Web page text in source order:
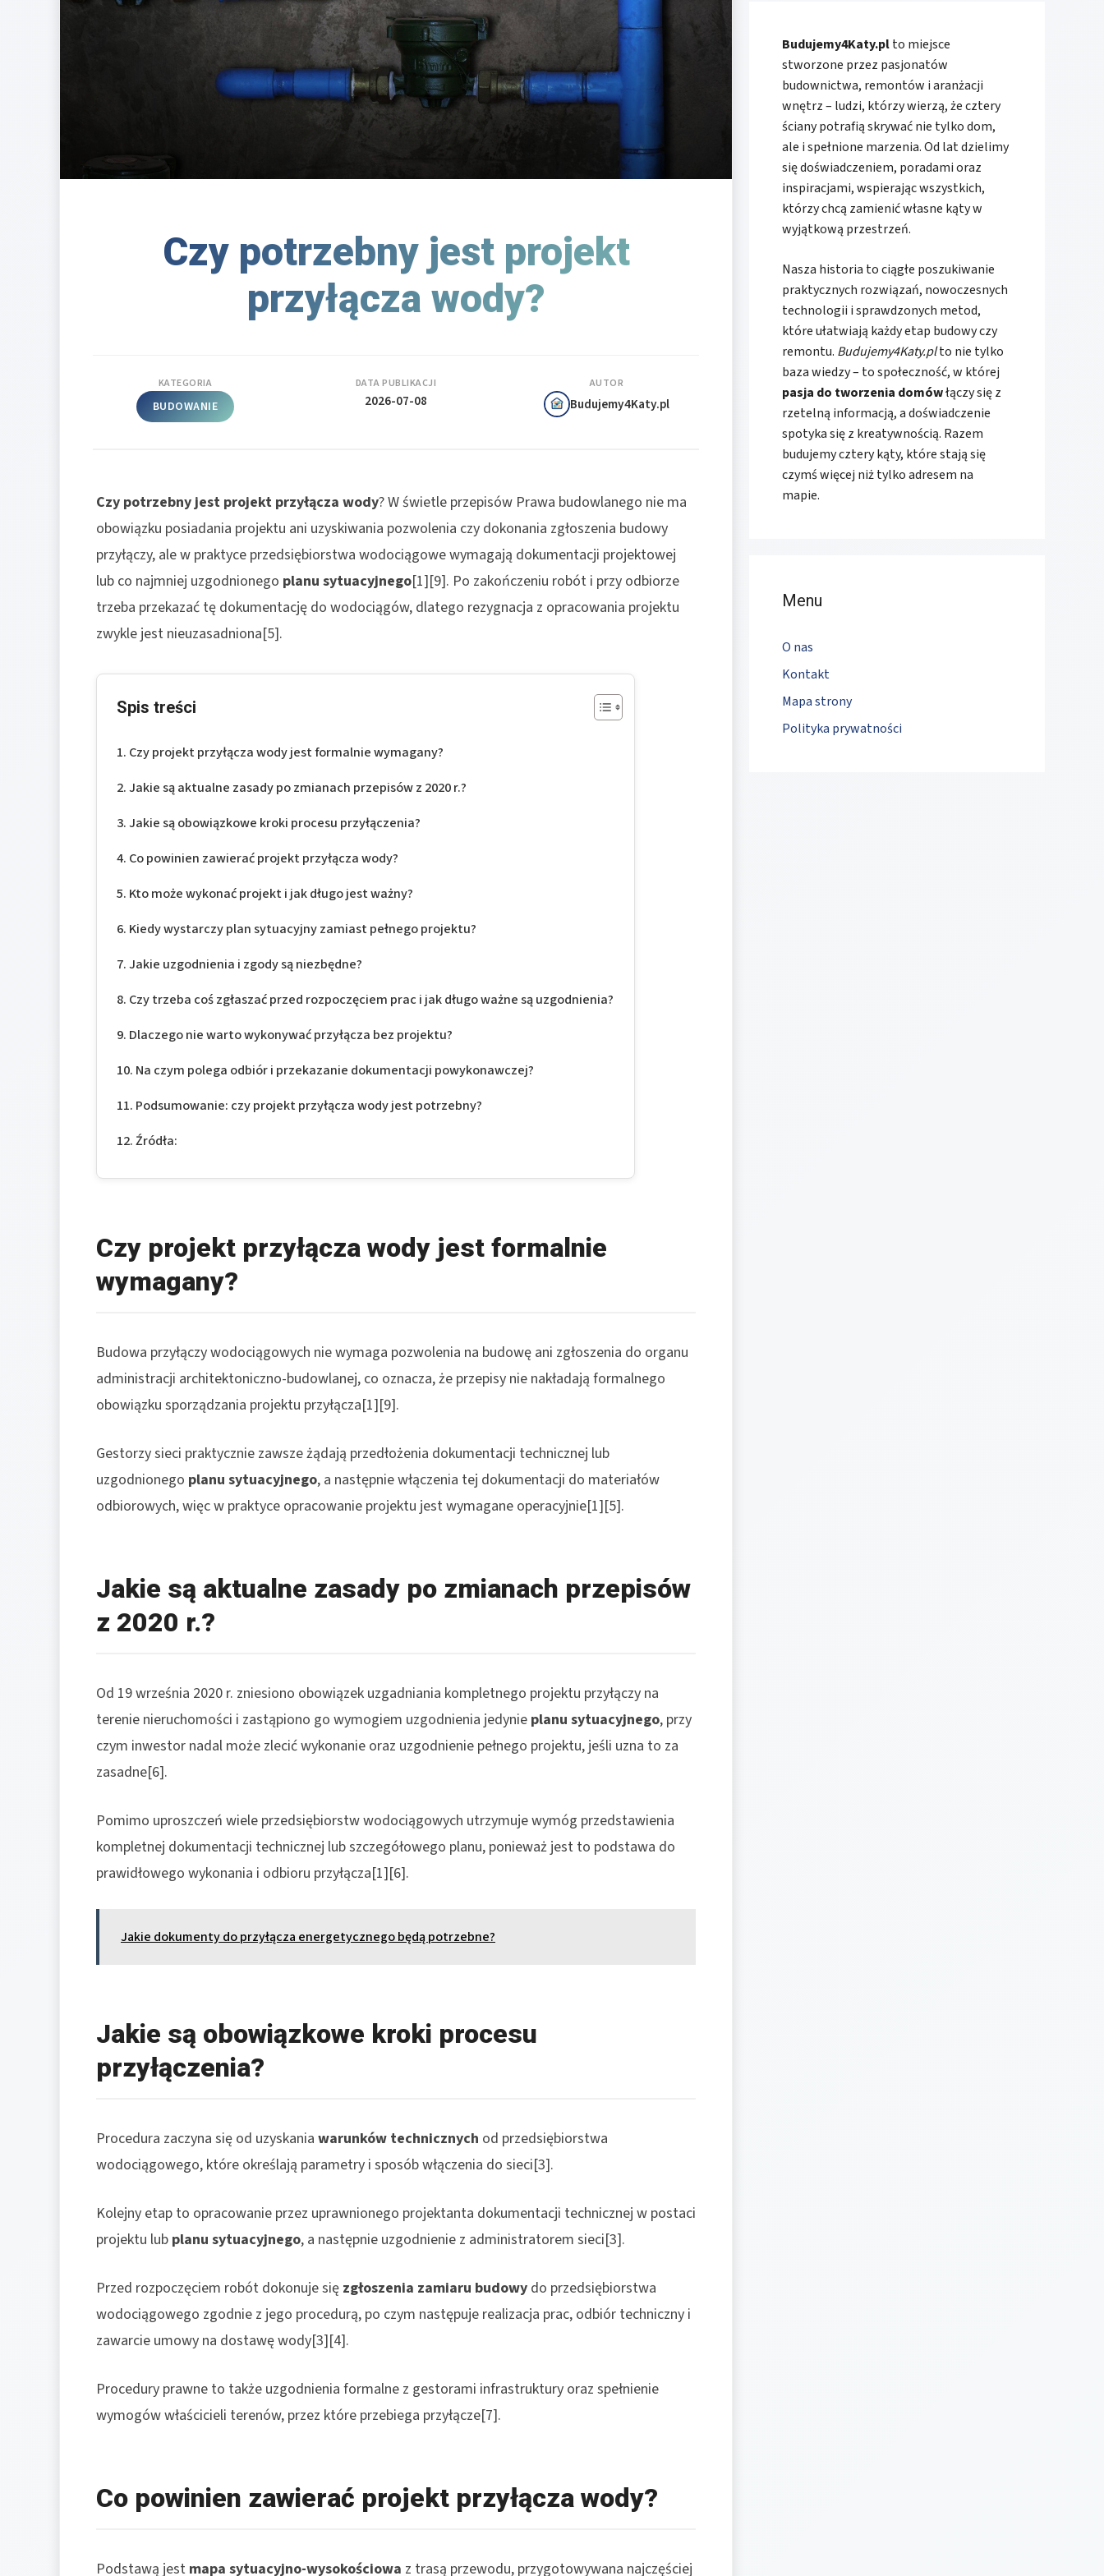
Czy potrzebny jest projekt
przyłącza wody?
KATEGORIA
BUDOWANIE
DATA PUBLIKACJI
2026-07-08
AUTOR
Budujemy4Katy.pl
Czy potrzebny jest projekt przyłącza wody? W świetle przepisów Prawa budowlanego nie ma
obowiązku posiadania projektu ani uzyskiwania pozwolenia czy dokonania zgłoszenia budowy
przyłączy, ale w praktyce przedsiębiorstwa wodociągowe wymagają dokumentacji projektowej
lub co najmniej uzgodnionego planu sytuacyjnego[1][9]. Po zakończeniu robót i przy odbiorze
trzeba przekazać tę dokumentację do wodociągów, dlatego rezygnacja z opracowania projektu
zwykle jest nieuzasadniona[5].
Spis treści
Czy projekt przyłącza wody jest formalnie wymagany?
Jakie są aktualne zasady po zmianach przepisów z 2020 r.?
Jakie są obowiązkowe kroki procesu przyłączenia?
Co powinien zawierać projekt przyłącza wody?
Kto może wykonać projekt i jak długo jest ważny?
Kiedy wystarczy plan sytuacyjny zamiast pełnego projektu?
Jakie uzgodnienia i zgody są niezbędne?
Czy trzeba coś zgłaszać przed rozpoczęciem prac i jak długo ważne są uzgodnienia?
Dlaczego nie warto wykonywać przyłącza bez projektu?
Na czym polega odbiór i przekazanie dokumentacji powykonawczej?
Podsumowanie: czy projekt przyłącza wody jest potrzebny?
Źródła:
Czy projekt przyłącza wody jest formalnie
wymagany?
Budowa przyłączy wodociągowych nie wymaga pozwolenia na budowę ani zgłoszenia do organu
administracji architektoniczno-budowlanej, co oznacza, że przepisy nie nakładają formalnego
obowiązku sporządzania projektu przyłącza[1][9].
Gestorzy sieci praktycznie zawsze żądają przedłożenia dokumentacji technicznej lub
uzgodnionego planu sytuacyjnego, a następnie włączenia tej dokumentacji do materiałów
odbiorowych, więc w praktyce opracowanie projektu jest wymagane operacyjnie[1][5].
Jakie są aktualne zasady po zmianach przepisów
z 2020 r.?
Od 19 września 2020 r. zniesiono obowiązek uzgadniania kompletnego projektu przyłączy na
terenie nieruchomości i zastąpiono go wymogiem uzgodnienia jedynie planu sytuacyjnego, przy
czym inwestor nadal może zlecić wykonanie oraz uzgodnienie pełnego projektu, jeśli uzna to za
zasadne[6].
Pomimo uproszczeń wiele przedsiębiorstw wodociągowych utrzymuje wymóg przedstawienia
kompletnej dokumentacji technicznej lub szczegółowego planu, ponieważ jest to podstawa do
prawidłowego wykonania i odbioru przyłącza[1][6].
Jakie dokumenty do przyłącza energetycznego będą potrzebne?
Jakie są obowiązkowe kroki procesu
przyłączenia?
Procedura zaczyna się od uzyskania warunków technicznych od przedsiębiorstwa
wodociągowego, które określają parametry i sposób włączenia do sieci[3].
Kolejny etap to opracowanie przez uprawnionego projektanta dokumentacji technicznej w postaci
projektu lub planu sytuacyjnego, a następnie uzgodnienie z administratorem sieci[3].
Przed rozpoczęciem robót dokonuje się zgłoszenia zamiaru budowy do przedsiębiorstwa
wodociągowego zgodnie z jego procedurą, po czym następuje realizacja prac, odbiór techniczny i
zawarcie umowy na dostawę wody[3][4].
Procedury prawne to także uzgodnienia formalne z gestorami infrastruktury oraz spełnienie
wymogów właścicieli terenów, przez które przebiega przyłącze[7].
Co powinien zawierać projekt przyłącza wody?
Podstawą jest mapa sytuacyjno-wysokościowa z trasą przewodu, przygotowywana najczęściej
Budujemy4Katy.plto miejsce
stworzone przez pasjonatów
budownictwa, remontów i aranżacji
wnętrz – ludzi, którzy wierzą, że cztery
ściany potrafią skrywać nie tylko dom,
ale i spełnione marzenia. Od lat dzielimy
się doświadczeniem, poradami oraz
inspiracjami, wspierając wszystkich,
którzy chcą zamienić własne kąty w
wyjątkową przestrzeń.
Nasza historia to ciągłe poszukiwanie
praktycznych rozwiązań, nowoczesnych
technologii i sprawdzonych metod,
które ułatwiają każdy etap budowy czy
remontu. Budujemy4Katy.plto nie tylko
baza wiedzy – to społeczność, w której
pasja do tworzenia domówłączy się z
rzetelną informacją, a doświadczenie
spotyka się z kreatywnością. Razem
budujemy cztery kąty, które stają się
czymś więcej niż tylko adresem na
mapie.
Menu
O nas
Kontakt
Mapa strony
Polityka prywatności